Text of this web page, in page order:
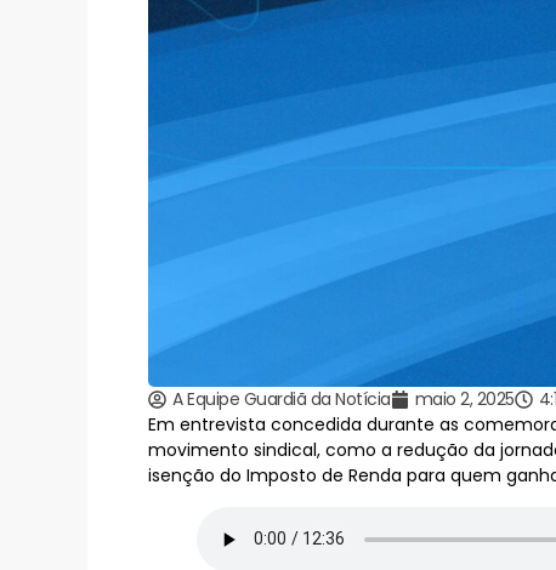
A Equipe Guardiã da Notícia maio 2, 2025
Em entrevista concedida durante as
movimento sindical, como a redução da
isenção do Imposto de Renda para quem